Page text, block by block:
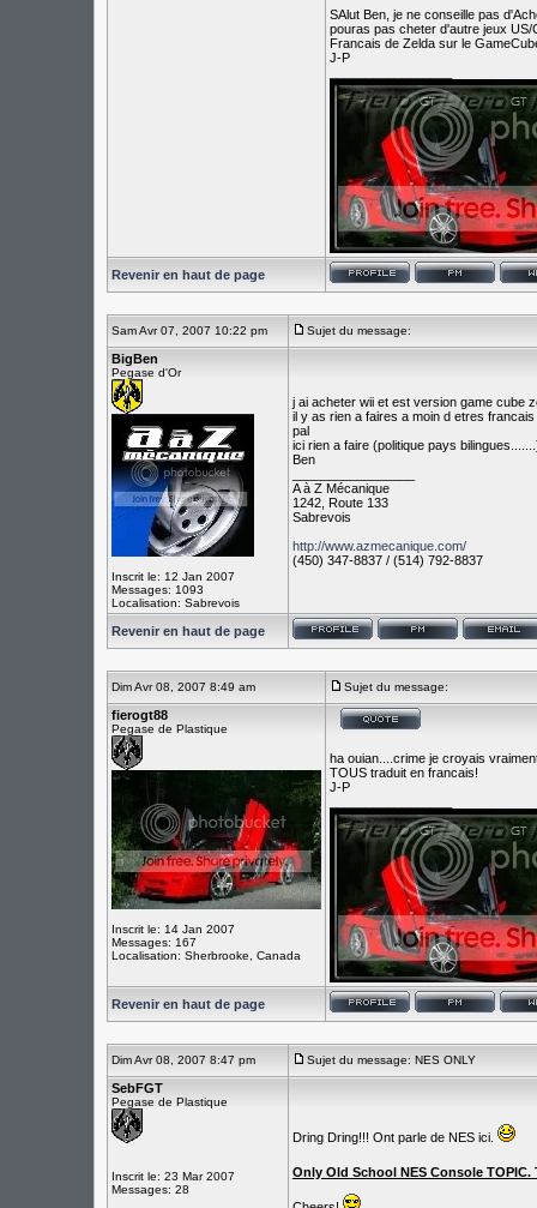
SAlut Ben, je ne conseille pas
pouras pas cheter d'autre jeux
Francais de Zelda sur le
J-P
Revenir en haut de page
Sam Avr 07, 2007 10:22 pm Sujet du message:
BigBen
Pegase d'Or
Inscrit le: 12 Jan 2007
Messages: 1093
Localisation: Sabrevois
j ai acheter wii et est version game cube
il y as rien a faires a moin d etres
pal
ici rien a faire (politique pays
Ben
A à Z Mécanique
1242, Route 133
Sabrevois
http://www.azmecanique.com/
(450) 347-8837 / (514) 792-8837
Revenir en haut de page
Dim Avr 08, 2007 8:49 am Sujet du message:
fierogt88
Pegase de Plastique
Inscrit le: 14 Jan 2007
Messages: 167
Localisation: Sherbrooke, Canada
ha ouian....crime je croyais
TOUS traduit en francais!
J-P
Revenir en haut de page
Dim Avr 08, 2007 8:47 pm Sujet du message: NES ONLY
SebFGT
Pegase de Plastique
Inscrit le: 23 Mar 2007
Messages: 28
Dring Dring!!! Ont parle de NES ici.
Only Old School NES Console